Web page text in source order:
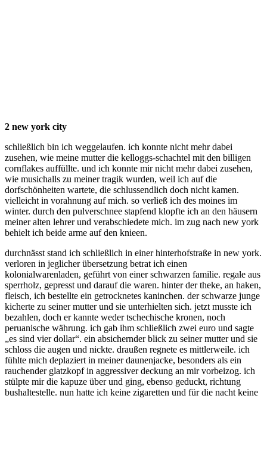
2 new york city
schließlich bin ich weggelaufen. ich konnte nicht mehr dabei
zusehen, wie meine mutter die kelloggs-schachtel mit den billigen
cornflakes auffüllte. und ich konnte mir nicht mehr dabei zusehen,
wie musichalls zu meiner tragik wurden, weil ich auf die
dorfschönheiten wartete, die schlussendlich doch nicht kamen.
vielleicht in vorahnung auf mich. so verließ ich des moines im
winter. durch den pulverschnee stapfend klopfte ich an den häusern
meiner alten lehrer und verabschiedete mich. im zug nach new york
behielt ich beide arme auf den knieen.
durchnässt stand ich schließlich in einer hinterhofstraße in new york.
verloren in jeglicher übersetzung betrat ich einen
kolonialwarenladen, geführt von einer schwarzen familie. regale aus
sperrholz, gepresst und darauf die waren. hinter der theke, an haken,
fleisch, ich bestellte ein getrocknetes kaninchen. der schwarze junge
kicherte zu seiner mutter und sie unterhielten sich. jetzt musste ich
bezahlen, doch er kannte weder tschechische kronen, noch
peruanische währung. ich gab ihm schließlich zwei euro und sagte
„es sind vier dollar“. ein absichernder blick zu seiner mutter und sie
schloss die augen und nickte. draußen regnete es mittlerweile. ich
fühlte mich deplaziert in meiner daunenjacke, besonders als ein
rauchender glatzkopf in aggressiver deckung an mir vorbeizog. ich
stülpte mir die kapuze über und ging, ebenso geduckt, richtung
bushaltestelle. nun hatte ich keine zigaretten und für die nacht keine